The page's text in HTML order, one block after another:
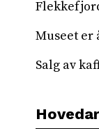
Museet er
Salg av